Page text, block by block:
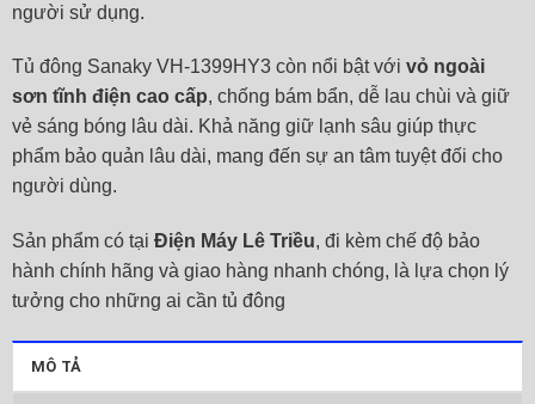
người sử dụng.
Tủ đông Sanaky VH-1399HY3 còn nổi bật với vỏ ngoài
sơn tĩnh điện cao cấp, chống bám bẩn, dễ lau chùi và giữ
vẻ sáng bóng lâu dài. Khả năng giữ lạnh sâu giúp thực
phẩm bảo quản lâu dài, mang đến sự an tâm tuyệt đối cho
người dùng.
Sản phẩm có tại Điện Máy Lê Triều, đi kèm chế độ bảo
hành chính hãng và giao hàng nhanh chóng, là lựa chọn lý
tưởng cho những ai cần tủ đông
MÔ TẢ